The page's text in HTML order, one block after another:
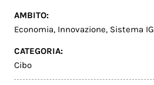
AMBITO:
Economia, Innovazione, Sistema IG
CATEGORIA:
Cibo